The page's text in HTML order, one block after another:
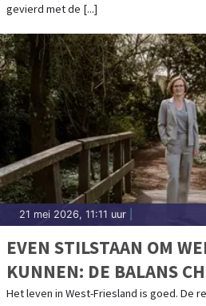
gevierd met de [...]
21 mei 2026, 11:11 uur
EVEN STILSTAAN OM
KUNNEN: DE BALANS
FRIESLAND
Het leven in West-Friesland is goed. De